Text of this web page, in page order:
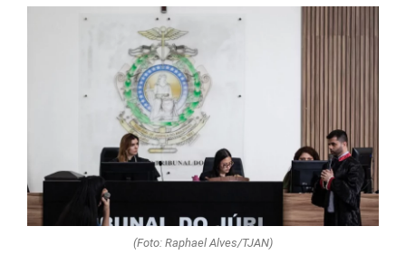
(Foto: Raphael Alves/TJAN)